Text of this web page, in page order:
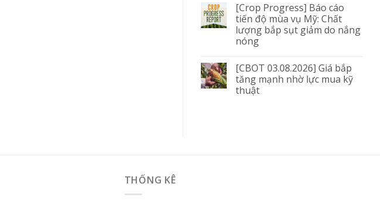
[Crop Progress] Báo cáo
tiến độ mùa vụ Mỹ: Chất
lượng bắp sụt giảm do nắng
nóng
[CBOT 03.08.2026] Giá bắp
tăng mạnh nhờ lực mua kỹ
thuật
THỐNG KÊ